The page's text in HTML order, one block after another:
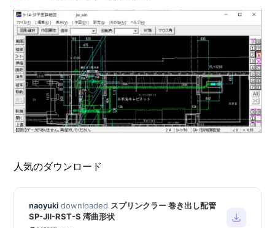
人気のダウンロード
naoyuki downloaded スプリンクラー 巻き出し配管
SP-JⅡ-RST-S 湾曲形状